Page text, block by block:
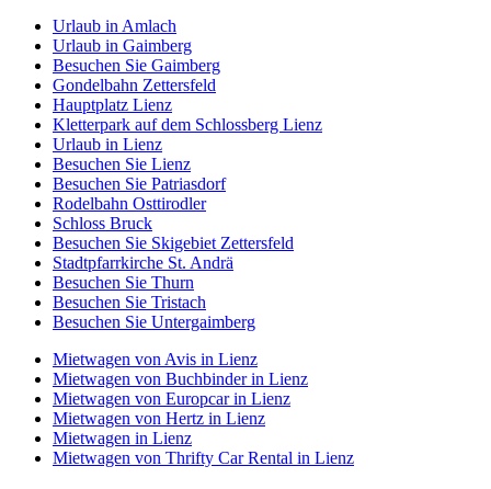
Urlaub in Amlach
Urlaub in Gaimberg
Besuchen Sie Gaimberg
Gondelbahn Zettersfeld
Hauptplatz Lienz
Kletterpark auf dem Schlossberg Lienz
Urlaub in Lienz
Besuchen Sie Lienz
Besuchen Sie Patriasdorf
Rodelbahn Osttirodler
Schloss Bruck
Besuchen Sie Skigebiet Zettersfeld
Stadtpfarrkirche St. Andrä
Besuchen Sie Thurn
Besuchen Sie Tristach
Besuchen Sie Untergaimberg
Mietwagen von Avis in Lienz
Mietwagen von Buchbinder in Lienz
Mietwagen von Europcar in Lienz
Mietwagen von Hertz in Lienz
Mietwagen in Lienz
Mietwagen von Thrifty Car Rental in Lienz